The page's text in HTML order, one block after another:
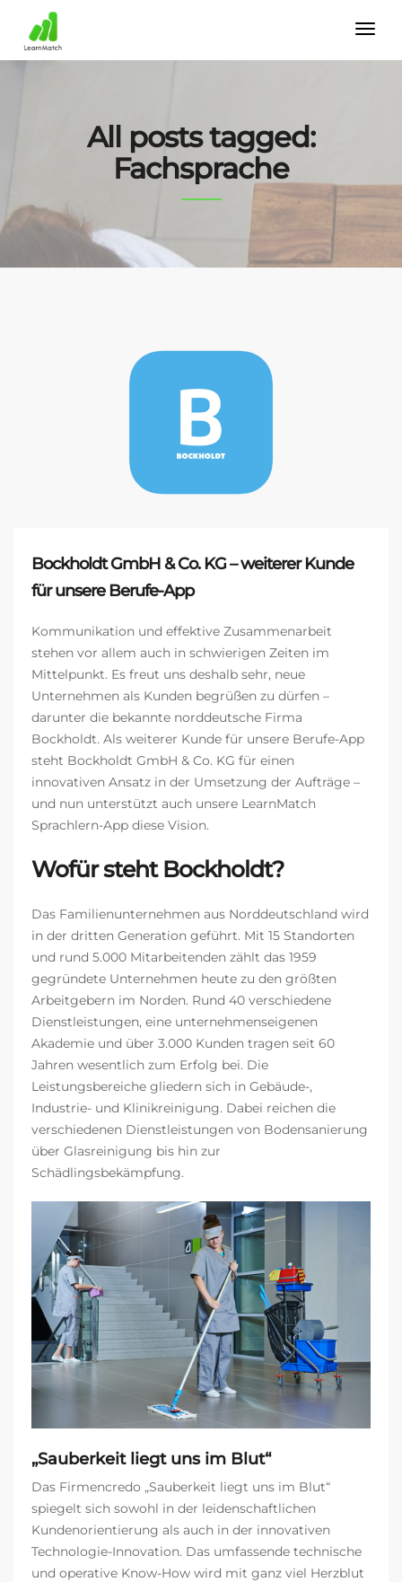
All posts tagged:
Fachsprache
Bockholdt GmbH & Co. KG – weiterer Kunde
für unsere Berufe-App
Kommunikation und effektive Zusammenarbeit
stehen vor allem auch in schwierigen Zeiten im
Mittelpunkt. Es freut uns deshalb sehr, neue
Unternehmen als Kunden begrüßen zu dürfen –
darunter die bekannte norddeutsche Firma
Bockholdt. Als weiterer Kunde für unsere Berufe-App
steht Bockholdt GmbH & Co. KG für einen
innovativen Ansatz in der Umsetzung der Aufträge –
und nun unterstützt auch unsere LearnMatch
Sprachlern-App diese Vision.
Wofür steht Bockholdt?
Das Familienunternehmen aus Norddeutschland wird
in der dritten Generation geführt. Mit 15 Standorten
und rund 5.000 Mitarbeitenden zählt das 1959
gegründete Unternehmen heute zu den größten
Arbeitgebern im Norden. Rund 40 verschiedene
Dienstleistungen, eine unternehmenseigenen
Akademie und über 3.000 Kunden tragen seit 60
Jahren wesentlich zum Erfolg bei. Die
Leistungsbereiche gliedern sich in Gebäude-,
Industrie- und Klinikreinigung. Dabei reichen die
verschiedenen Dienstleistungen von Bodensanierung
über Glasreinigung bis hin zur
Schädlingsbekämpfung.
„Sauberkeit liegt uns im Blut“
Das Firmencredo „Sauberkeit liegt uns im Blut“
spiegelt sich sowohl in der leidenschaftlichen
Kundenorientierung als auch in der innovativen
Technologie-Innovation. Das umfassende technische
und operative Know-How wird mit ganz viel Herzblut